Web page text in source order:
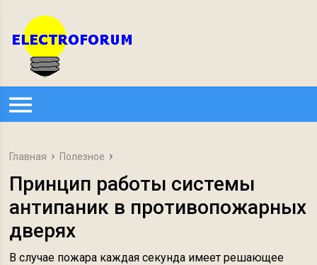
Главная Полезное
Принцип работы системы
антипаник в противопожарных
дверях
В случае пожара каждая секунда имеет решающее